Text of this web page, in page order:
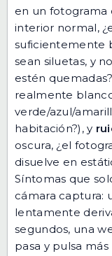
en un fotograma
interior normal,
suficientemente
sean siluetas, y
estén
realmente
verde/azul/
habitación?), y
oscura, ¿el
disuelve en
Síntomas que
cámara captura:
lentamente
segundos, una
pasa y pulsa